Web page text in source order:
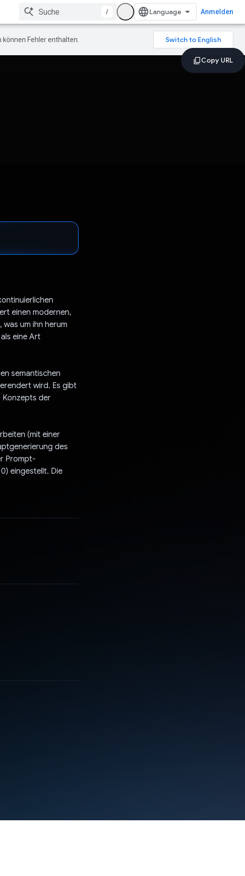
/ Anmelden
Fehler enthalten.
einen modernen,
um ihn herum
eine Art
semantischen
wird. Es gibt
Konzepts der
(mit einer
des
Prompt-
eingestellt. Die